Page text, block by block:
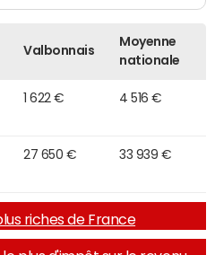
Valbonnais
Moyenne
nationale
1 622 € 4 516 €
27 650 € 33 939 €
riches de France